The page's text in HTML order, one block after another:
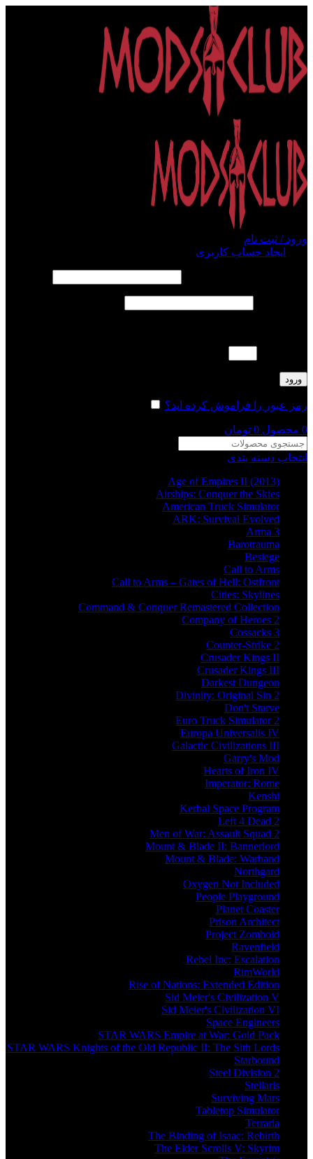
ورود / ثبت نام
ایجاد حساب کاربری
ورود
رمز عبور را فراموش کرده اید؟
0 محصول 0 تومان
انتخاب دسته بندی
Age of Empires II (2013)
Airships: Conquer the Skies
American Truck Simulator
ARK: Survival Evolved
Arma 3
Barotrauma
Besiege
Call to Arms
Call to Arms – Gates of Hell: Ostfront
Cities: Skylines
Command & Conquer Remastered Collection
Company of Heroes 2
Cossacks 3
Counter-Strike 2
Crusader Kings II
Crusader Kings III
Darkest Dungeon
Divinity: Original Sin 2
Don't Starve
Euro Truck Simulator 2
Europa Universalis IV
Galactic Civilizations III
Garry's Mod
Hearts of Iron IV
Imperator: Rome
Kenshi
Kerbal Space Program
Left 4 Dead 2
Men of War: Assault Squad 2
Mount & Blade II: Bannerlord
Mount & Blade: Warband
Northgard
Oxygen Not Included
People Playground
Planet Coaster
Prison Architect
Project Zomboid
Ravenfield
Rebel Inc: Escalation
RimWorld
Rise of Nations: Extended Edition
Sid Meier's Civilization V
Sid Meier's Civilization VI
Space Engineers
STAR WARS Empire at War: Gold Pack
STAR WARS Knights of the Old Republic II: The Sith Lords
Starbound
Steel Division 2
Stellaris
Surviving Mars
Tabletop Simulator
Terraria
The Binding of Isaac: Rebirth
The Elder Scrolls V: Skyrim